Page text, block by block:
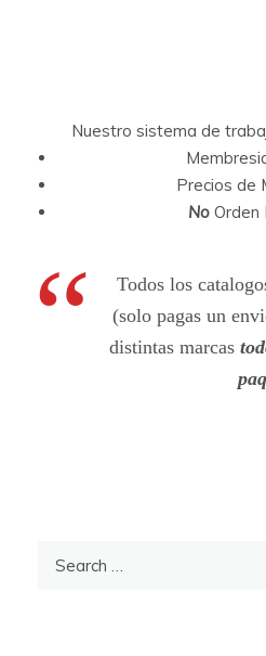
Nuestro sistema de
Precios de
NoOrden
Todos los
(solo pagas un
distintas marcas